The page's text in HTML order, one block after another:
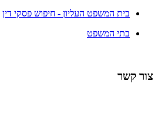
בית המשפט העליון - חיפוש פסקי דין
בתי המשפט
צור קשר